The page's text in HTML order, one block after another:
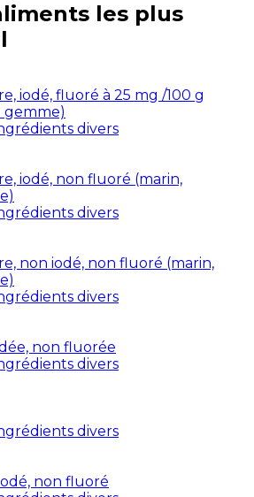
les plus
iodé, fluoré à 25 mg /100 g
gemme)
divers
iodé, non fluoré (marin,
divers
non iodé, non fluoré (marin,
divers
non fluorée
divers
divers
non fluoré